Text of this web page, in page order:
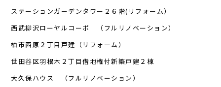
ステーションガーデンタワー２６階(リフォーム）
西武柳沢ローヤルコーポ （フルリノベーション）
柏市西原２丁目戸建（リフォーム）
世田谷区羽根木２丁目借地権付新築戸建２棟
大久保ハウス （フルリノベーション）